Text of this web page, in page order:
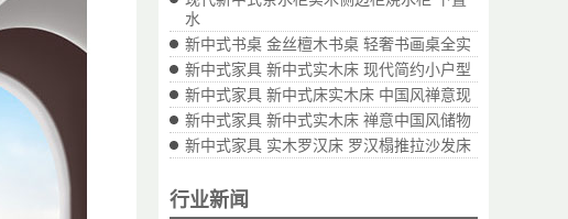
水
新中式书桌 金丝檀木书桌 轻奢书画桌全实
新中式家具 新中式实木床 现代简约小户型
新中式家具 新中式床实木床 中国风禅意现
新中式家具 新中式实木床 禅意中国风储物
新中式家具 实木罗汉床 罗汉榻推拉沙发床
行业新闻